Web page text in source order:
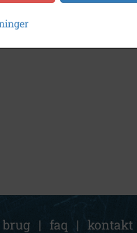
| faq | kontakt